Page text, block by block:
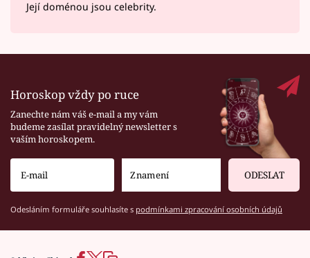
Její doménou jsou celebrity.
Horoskop vždy po ruce
Zanechte nám váš e-mail a my vám
budeme zasílat pravidelný newsletter s
vaším horoskopem.
ODESLAT
Odesláním formuláře souhlasíte s podmínkami zpracování osobních údajů